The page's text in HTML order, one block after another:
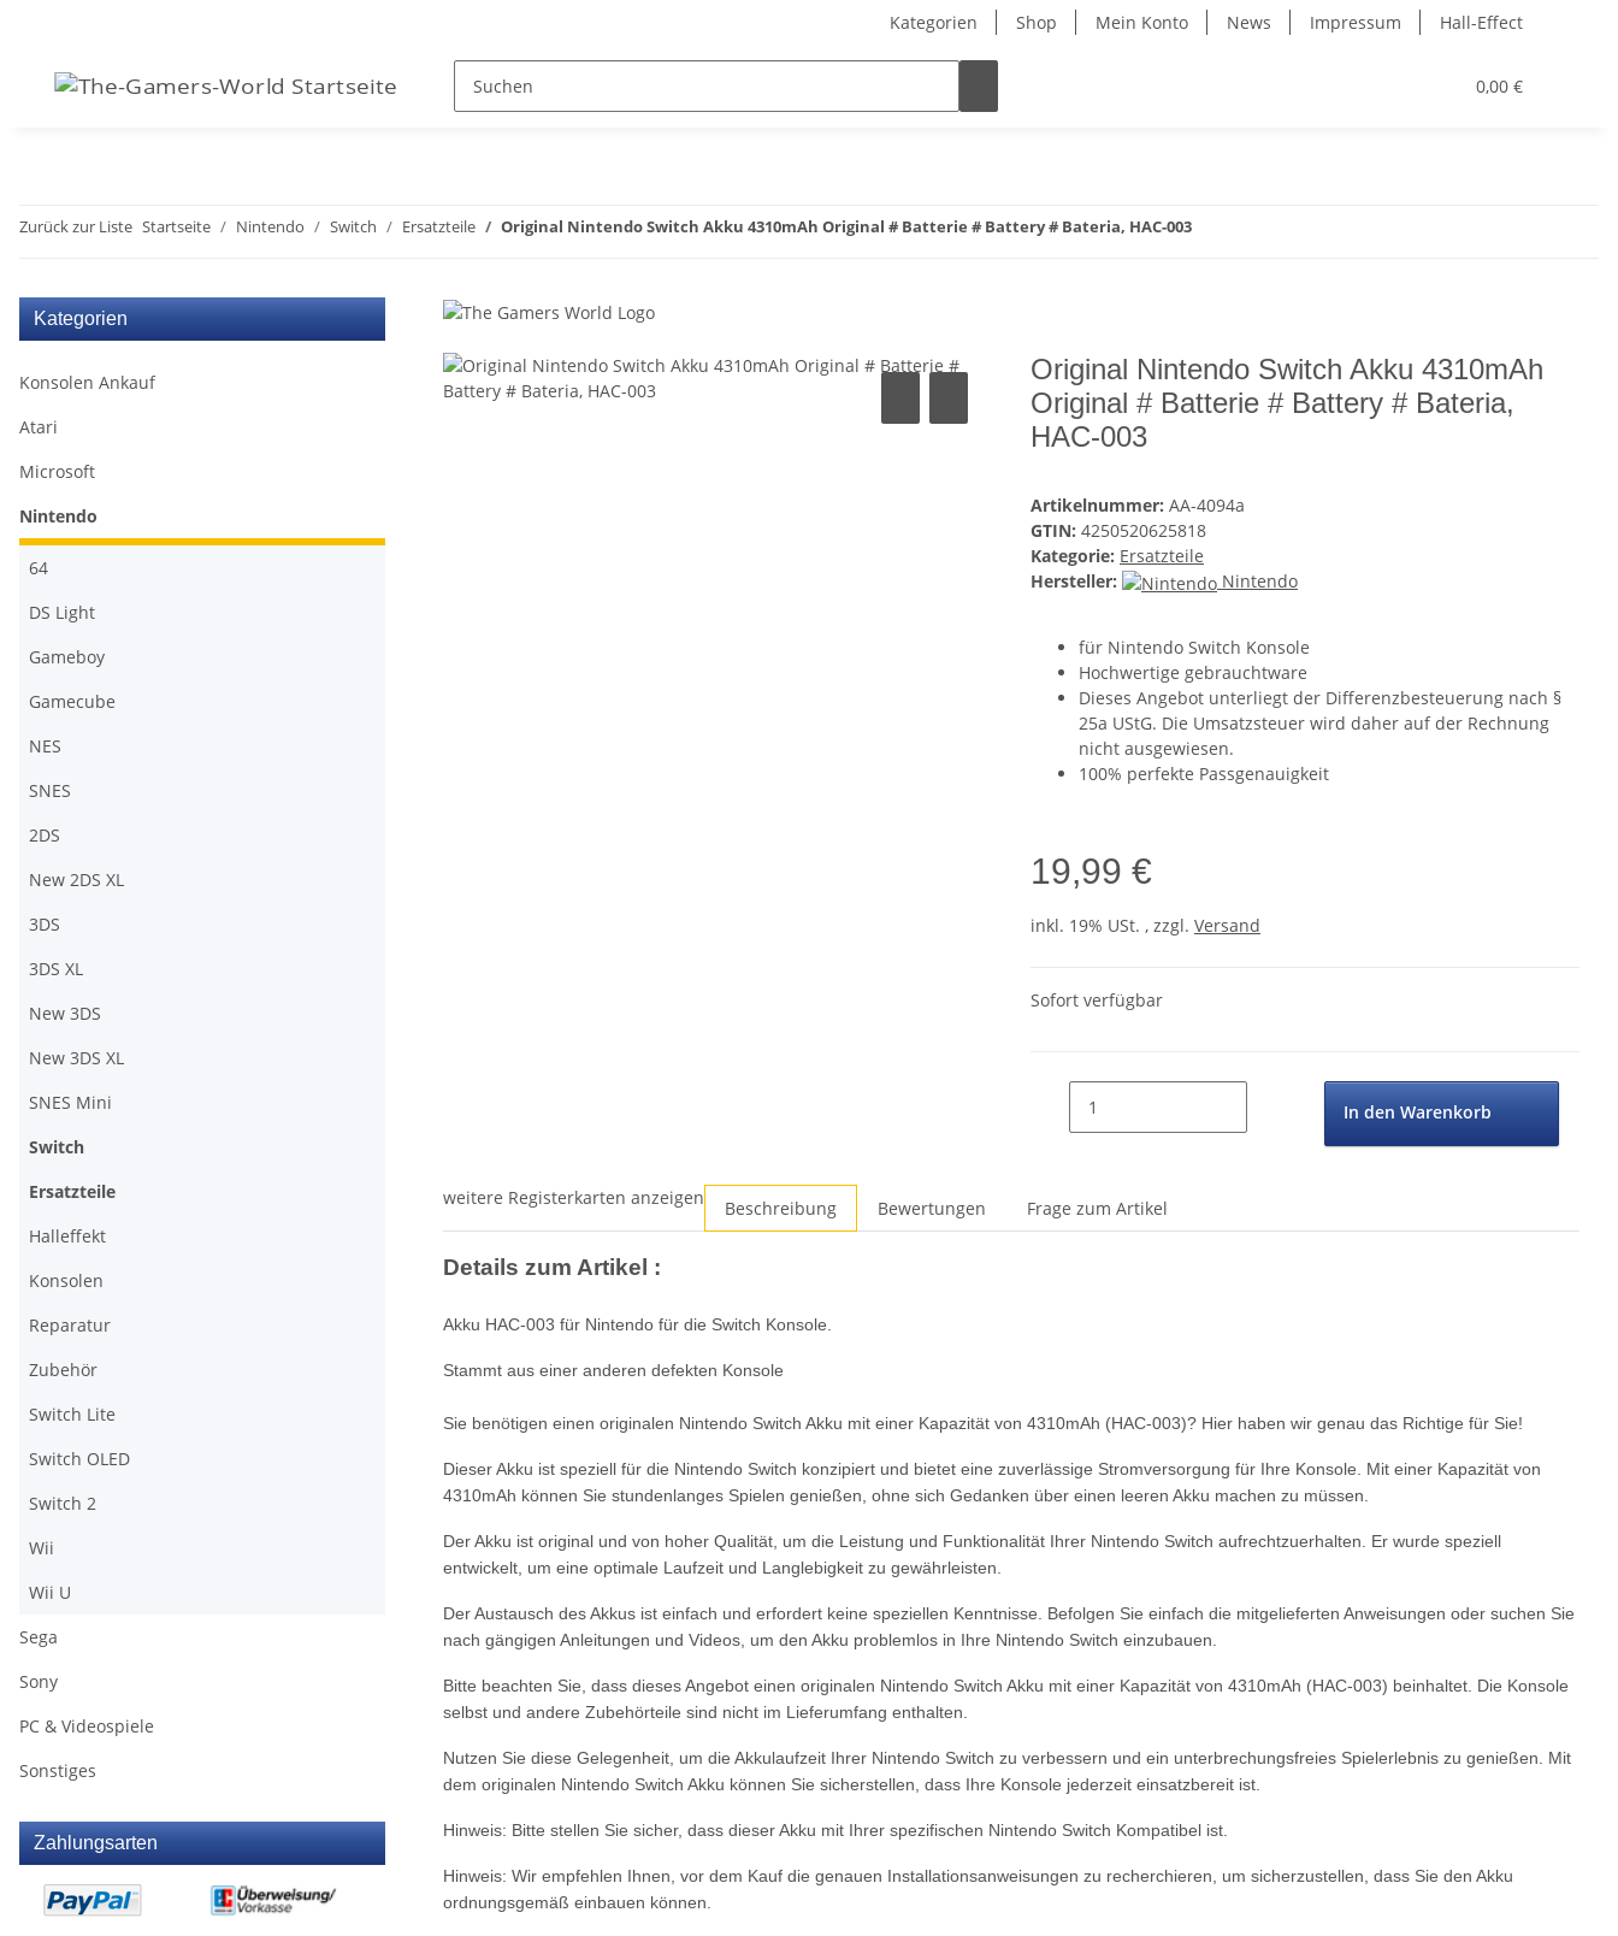
Kategorien Shop Mein Konto News Impressum Hall-Effect
0,00 €
Zurück zur Liste Startseite Nintendo Switch Ersatzteile Original Nintendo Switch Akku 4310mAh Original # Batterie # Battery # Bateria, HAC-003
Original Nintendo Switch Akku 4310mAh
Original # Batterie # Battery # Bateria,
HAC-003
Artikelnummer: AA-4094a
GTIN: 4250520625818
Kategorie: Ersatzteile
Hersteller:
Nintendo
für Nintendo Switch Konsole
Hochwertige gebrauchtware
Dieses Angebot unterliegt der Differenzbesteuerung nach §
25a UStG. Die Umsatzsteuer wird daher auf der Rechnung
nicht ausgewiesen.
100% perfekte Passgenauigkeit
19,99 €
inkl. 19% USt. , zzgl. Versand
Sofort verfügbar
In den Warenkorb
weitere Registerkarten anzeigen Beschreibung Bewertungen Frage zum Artikel
Details zum Artikel :
Akku HAC-003 für Nintendo für die Switch Konsole.
Stammt aus einer anderen defekten Konsole
Sie benötigen einen originalen Nintendo Switch Akku mit einer Kapazität von 4310mAh (HAC-003)? Hier haben wir genau das Richtige für Sie!
Dieser Akku ist speziell für die Nintendo Switch konzipiert und bietet eine zuverlässige Stromversorgung für Ihre Konsole. Mit einer Kapazität von
4310mAh können Sie stundenlanges Spielen genießen, ohne sich Gedanken über einen leeren Akku machen zu müssen.
Der Akku ist original und von hoher Qualität, um die Leistung und Funktionalität Ihrer Nintendo Switch aufrechtzuerhalten. Er wurde speziell
entwickelt, um eine optimale Laufzeit und Langlebigkeit zu gewährleisten.
Der Austausch des Akkus ist einfach und erfordert keine speziellen Kenntnisse. Befolgen Sie einfach die mitgelieferten Anweisungen oder suchen Sie
nach gängigen Anleitungen und Videos, um den Akku problemlos in Ihre Nintendo Switch einzubauen.
Bitte beachten Sie, dass dieses Angebot einen originalen Nintendo Switch Akku mit einer Kapazität von 4310mAh (HAC-003) beinhaltet. Die Konsole
selbst und andere Zubehörteile sind nicht im Lieferumfang enthalten.
Nutzen Sie diese Gelegenheit, um die Akkulaufzeit Ihrer Nintendo Switch zu verbessern und ein unterbrechungsfreies Spielerlebnis zu genießen. Mit
dem originalen Nintendo Switch Akku können Sie sicherstellen, dass Ihre Konsole jederzeit einsatzbereit ist.
Hinweis: Bitte stellen Sie sicher, dass dieser Akku mit Ihrer spezifischen Nintendo Switch Kompatibel ist.
Hinweis: Wir empfehlen Ihnen, vor dem Kauf die genauen Installationsanweisungen zu recherchieren, um sicherzustellen, dass Sie den Akku
ordnungsgemäß einbauen können.
Kategorien
Konsolen Ankauf
Atari
Microsoft
Nintendo
64
DS Light
Gameboy
Gamecube
NES
SNES
2DS
New 2DS XL
3DS
3DS XL
New 3DS
New 3DS XL
SNES Mini
Switch
Ersatzteile
Halleffekt
Konsolen
Reparatur
Zubehör
Switch Lite
Switch OLED
Switch 2
Wii
Wii U
Sega
Sony
PC & Videospiele
Sonstiges
Zahlungsarten